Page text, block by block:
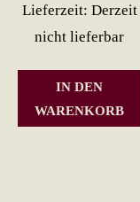
Lieferzeit: Derzeit
nicht lieferbar
IN DEN
WARENKORB